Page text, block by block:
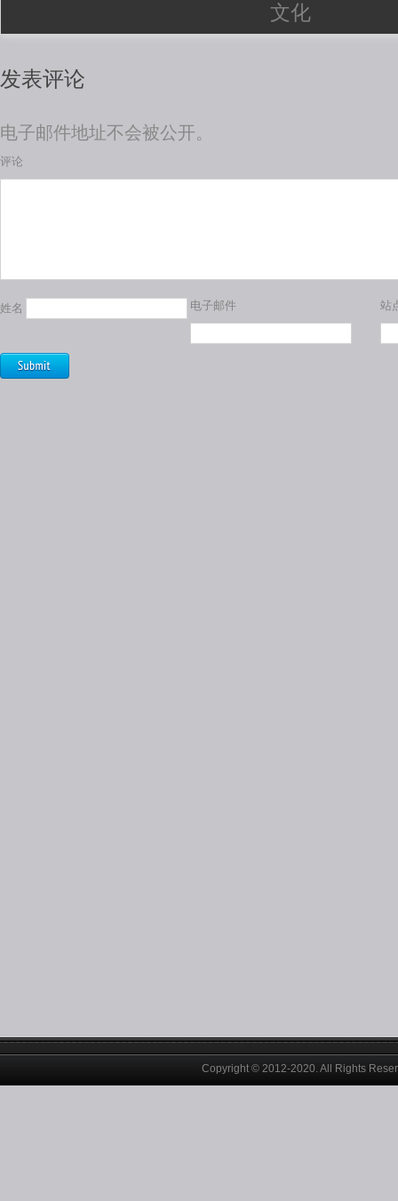
文化
发表评论
电子邮件地址不会被公开。
评论
姓名 电子邮件 站
Copyright © 2012-2020. All Rights